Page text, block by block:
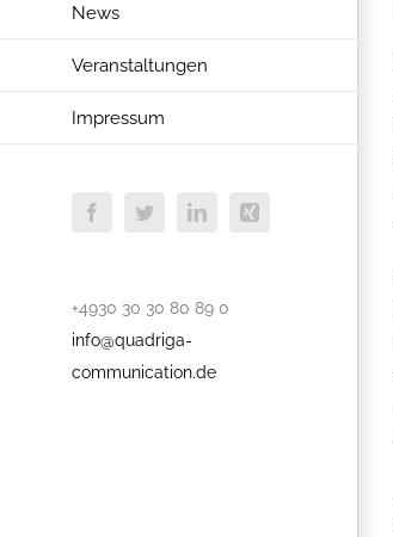
News
Veranstaltungen
Impressum
FacebookTwitterLinkedInXing
+4930 30 30 80 89 0
info@quadriga-
communication.de